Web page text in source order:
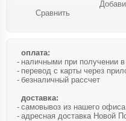
Сравнить
оплата:
наличными при получении
перевод с карты через
безналичный рассчет
доставка:
самовывоз из нашего
адресная доставка Новой